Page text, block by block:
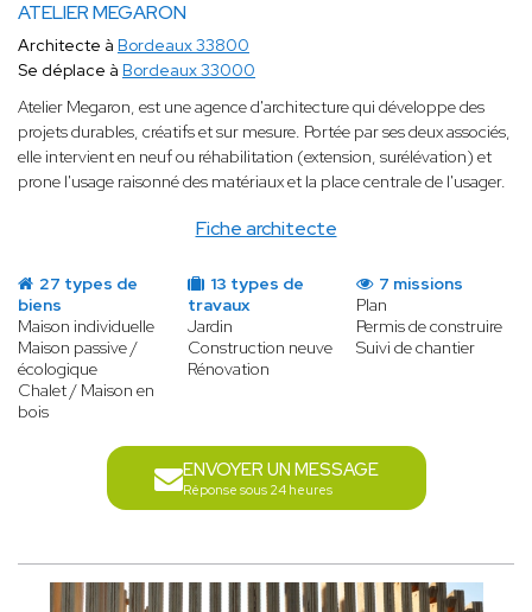
ATELIER MEGARON
Fiche architecte
Architecte à Bordeaux 33800
Se déplace à Bordeaux 33000
Atelier Megaron, est une agence d'architecture qui développe des
projets durables, créatifs et sur mesure. Portée par ses deux associés,
elle intervient en neuf ou réhabilitation (extension, surélévation) et
prone l'usage raisonné des matériaux et la place centrale de l'usager.
27 types de
biens
Maison individuelle
Maison passive /
écologique
Chalet / Maison en
bois
13 types de
travaux
Jardin
Construction neuve
Rénovation
7 missions
Plan
Permis de construire
Suivi de chantier
ENVOYER UN MESSAGE
Réponse sous 24 heures